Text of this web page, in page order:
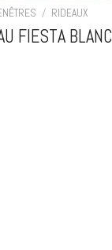
/ RIDEAUX
FIESTA BLANC